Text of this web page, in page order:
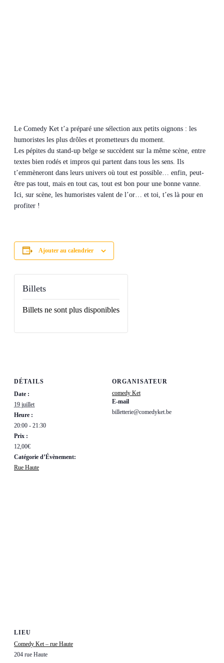
Le Comedy Ket t’a préparé une sélection aux petits oignons : les
humoristes les plus drôles et prometteurs du moment.
Les pépites du stand-up belge se succèdent sur la même scène, entre
textes bien rodés et impros qui partent dans tous les sens. Ils
t’emmèneront dans leurs univers où tout est possible… enfin, peut-
être pas tout, mais en tout cas, tout est bon pour une bonne vanne.
Ici, sur scène, les humoristes valent de l’or… et toi, t’es là pour en
profiter !
Ajouter au calendrier
DÉTAILS
Date :
19 juillet
Heure :
20:00 - 21:30
Prix :
12,00€
Catégorie d’Évènement:
Rue Haute
ORGANISATEUR
comedy Ket
E-mail
billetterie@comedyket.be
LIEU
Comedy Ket – rue Haute
204 rue Haute
Billets
Billets ne sont plus disponibles